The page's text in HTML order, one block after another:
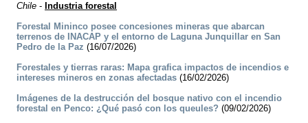
Chile - Industria forestal
Forestal Mininco posee concesiones mineras que abarcan
terrenos de INACAP y el entorno de Laguna Junquillar en San
Pedro de la Paz (16/07/2026)
Forestales y tierras raras: Mapa grafica impactos de incendios e
intereses mineros en zonas afectadas (16/02/2026)
Imágenes de la destrucción del bosque nativo con el incendio
forestal en Penco: ¿Qué pasó con los queules? (09/02/2026)